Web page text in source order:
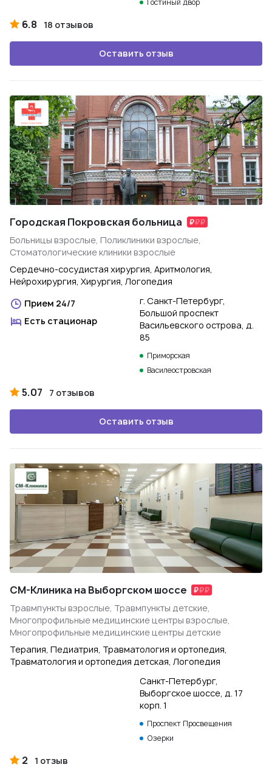
Гостиный двор
6.8 18 отзывов
Оставить отзыв
Городская Покровская больница
Больницы взрослые, Поликлиники взрослые,
Стоматологические клиники взрослые
Сердечно-сосудистая хирургия, Аритмология,
Нейрохирургия, Хирургия, Логопедия
Прием 24/7
Есть стационар
г. Санкт-Петербург,
Большой проспект
Васильевского острова, д.
85
Приморская
Василеостровская
5.07 7 отзывов
Оставить отзыв
СМ-Клиника на Выборгском шоссе
Травмпункты взрослые, Травмпункты детские,
Многопрофильные медицинские центры взрослые,
Многопрофильные медицинские центры детские
Терапия, Педиатрия, Травматология и ортопедия,
Травматология и ортопедия детская, Логопедия
Санкт-Петербург,
Выборгское шоссе, д. 17
корп. 1
Проспект Просвещения
Озерки
2 1 отзыв